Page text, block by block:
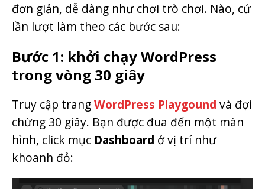
đơn giản, dễ dàng như chơi trò chơi. Nào, cứ
lần lượt làm theo các bước sau:
Bước 1: khởi chạy WordPress
trong vòng 30 giây
Truy cập trangWordPress Playgound và đợi
chừng 30 giây. Bạn được đua đến một màn
hình, click mục Dashboard ở vị trí như
khoanh đỏ: